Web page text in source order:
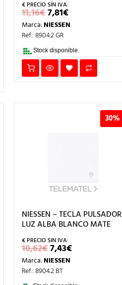
11,16€EL
PRECIO
ORIGINAL
ERA:
11,16€.
7,81€EL
PRECIO
ACTUAL
7,81€.
Marca:NIESSEN
Ref.: 8904.2 GR
Stock disponible.
30%
NIESSEN – TECLA PULSADOR
LUZ ALBA BLANCO MATE
10,62€EL
PRECIO
ORIGINAL
ERA:
10,62€.
7,43€EL
PRECIO
7,43€.
Marca:NIESSEN
Ref.: 8904.2 BT